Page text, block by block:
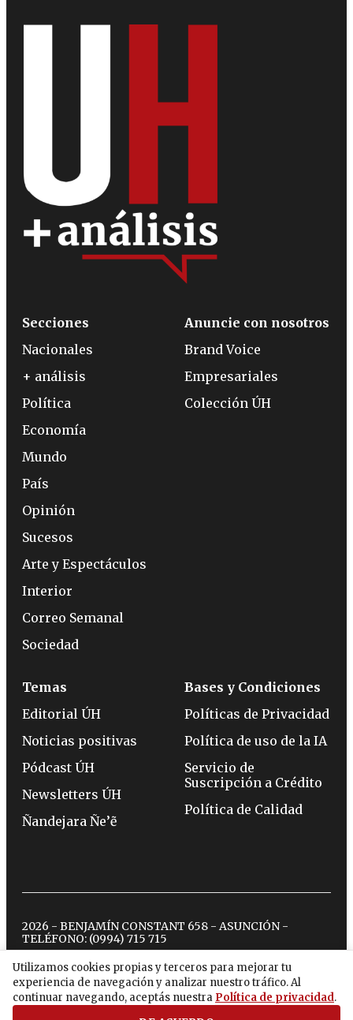
Utilizamos cookies propias y terceros para mejorar tu
experiencia de navegación y analizar nuestro tráfico. Al
continuar navegando, aceptás nuestra Política de privacidad.
Secciones
Nacionales
+ análisis
Política
Economía
Mundo
País
Opinión
Sucesos
Arte y Espectáculos
Interior
Correo Semanal
Sociedad
Anuncie con nosotros
Brand Voice
Empresariales
Colección ÚH
Temas
Editorial ÚH
Noticias positivas
Pódcast ÚH
Newsletters ÚH
Ñandejara Ñe’ẽ
Bases y Condiciones
Políticas de Privacidad
Política de uso de la IA
Servicio de
Suscripción a Crédito
Política de Calidad
2026 - BENJAMÍN CONSTANT 658 - ASUNCIÓN -
TELÉFONO: (0994) 715 715
twitterinstagram
facebook
tiktokyoutubespotify